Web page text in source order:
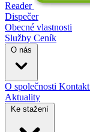
Reader
Dispečer
Obecné vlastnosti
Služby Ceník
O nás
O společnosti Kontakt
Aktuality
Ke stažení